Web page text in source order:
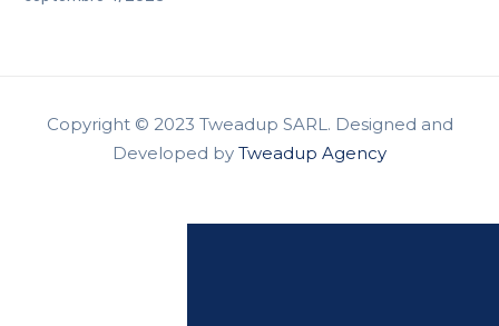
Copyright © 2023 Tweadup SARL. Designed and
Developed by Tweadup Agency